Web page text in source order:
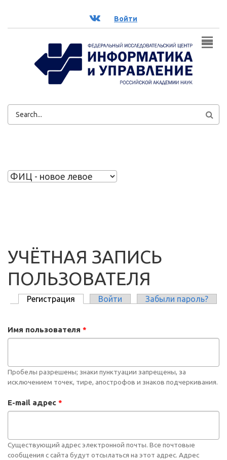
ВК Войти
ФОРМА
УЧЁТНАЯ ЗАПИСЬ
ПОЛЬЗОВАТЕЛЯ
Регистрация (активная вкладка)
Войти Забыли пароль?
Имя пользователя *
Пробелы разрешены; знаки пунктуации запрещены, за
исключением точек, тире, апострофов и знаков подчеркивания.
E-mail адрес *
Существующий адрес электронной почты. Все почтовые
сообщения с сайта будут отсылаться на этот адрес. Адрес